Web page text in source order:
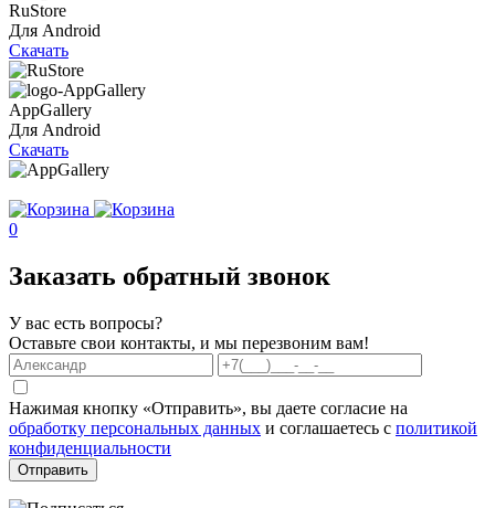
RuStore
Для Android
Скачать
AppGallery
Для Android
Скачать
0
Заказать обратный звонок
У вас есть вопросы?
Оставьте свои контакты, и мы перезвоним вам!
Нажимая кнопку «Отправить», вы даете согласие на
обработку персональных данных и соглашаетесь с политикой
конфиденциальности
Отправить